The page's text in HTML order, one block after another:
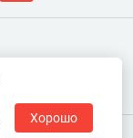
Хорошо